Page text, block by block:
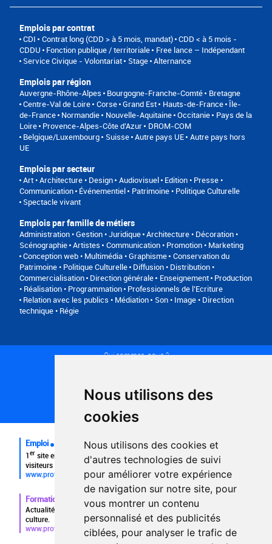
Nous utilisons des
cookies
Nous utilisons des cookies et
d'autres technologies de suivi
pour améliorer votre expérience
de navigation sur notre site, pour
vous montrer un contenu
personnalisé et des publicités
ciblées, pour analyser le trafic de
Emplois par contrat
CDI Contrat long (CDD > à 5 mois, mandat) CDD < à 5 mois -
CDDU
Fonction publique / territoriale
Free lance – Indépendant
Service Civique - Volontariat
Stage Alternance
Emplois par région
Auvergne-Rhône-Alpes Bourgogne-Franche-Comté
Bretagne
Centre-Val de Loire Corse Grand Est Hauts-de-France Île-
de-France Normandie Nouvelle-Aquitaine Occitanie
Pays de la
Loire Provence-Alpes-Côte d'Azur
DROM-COM
Belgique/Luxembourg
Suisse Autre pays UE Autre pays hors
UE
Emplois par secteur
Art • Architecture • Design Audiovisuel Edition • Presse •
Communication Événementiel
Patrimoine • Politique Culturelle
Spectacle vivant
Emplois par famille de métiers
Administration • Gestion • Juridique Architecture • Décoration •
Scénographie Artistes
Communication • Promotion • Marketing
Conception web • Multimédia • Graphisme Conservation du
Patrimoine • Politique Culturelle Diffusion • Distribution •
Commercialisation Direction générale Enseignement Production
• Réalisation • Programmation Professionnels de l’Ecriture
Relation avec les publics • Médiation
Son • Image • Direction
technique • Régie
Qui sommes-nous ?
Plan du site
FAQ recruteurs
FAQ
Emploi
1er site emploi du secteur culturel 784.000 visites et 230.000
visiteurs uniques par mois.
www.profilculture.com
Formation
Actualités, guide et annuaire des formations aux métiers de la
culture.
www.profilculture-formation.com